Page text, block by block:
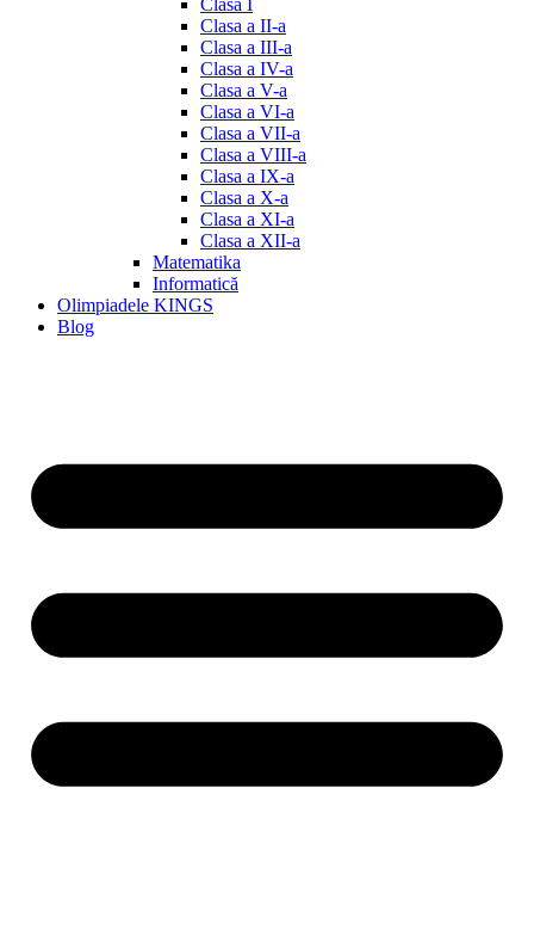
Clasa I
Clasa a II-a
Clasa a III-a
Clasa a IV-a
Clasa a V-a
Clasa a VI-a
Clasa a VII-a
Clasa a VIII-a
Clasa a IX-a
Clasa a X-a
Clasa a XI-a
Clasa a XII-a
Matematika
Informatică
Olimpiadele KINGS
Blog